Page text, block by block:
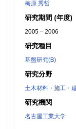
梅原 秀哲
研究期間 (年度)
2005 – 2006
研究種目
基盤研究(B)
研究分野
土木材料・施工・
研究機関
名古屋工業大学